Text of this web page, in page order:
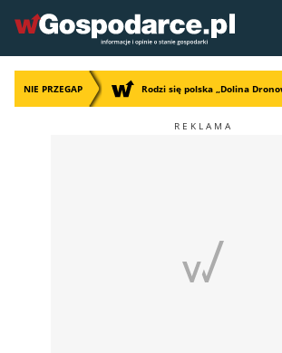
NIE PRZEGAP Rodzi się polska „Dolina